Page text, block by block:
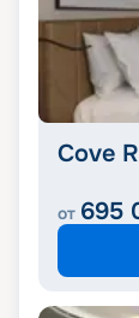
Cove
от 695